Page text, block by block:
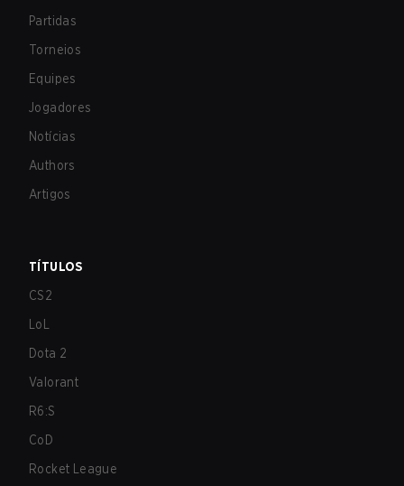
Partidas
Torneios
Equipes
Jogadores
Notícias
Authors
Artigos
TÍTULOS
CS2
LoL
Dota 2
Valorant
R6:S
CoD
Rocket League